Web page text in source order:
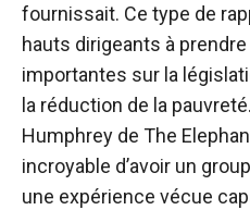
fournissait. Ce type de
hauts dirigeants à
importantes sur la
la réduction de la
Humphrey de The
incroyable d’avoir un
une expérience vécue